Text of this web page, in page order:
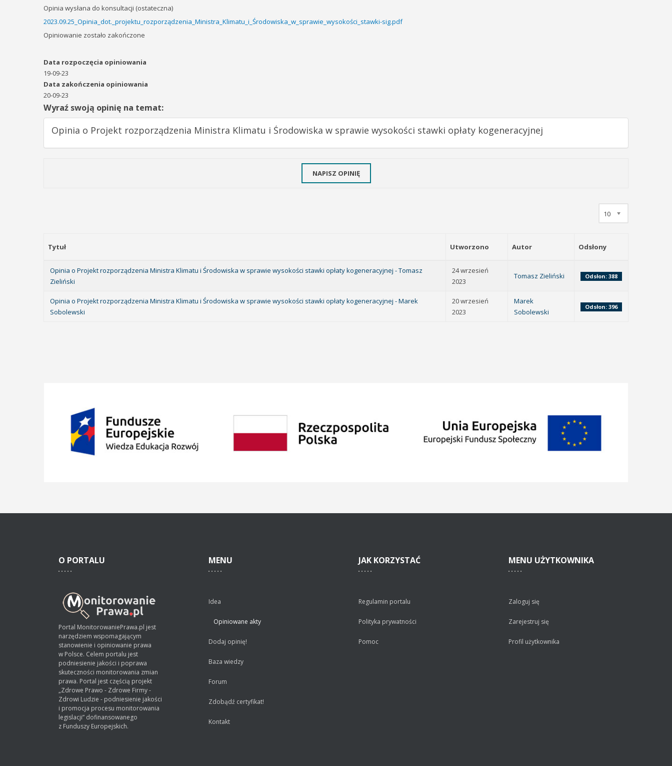
Opinia wysłana do konsultacji (ostateczna)
2023.09.25_Opinia_dot._projektu_rozporządzenia_Ministra_Klimatu_i_Środowiska_w_sprawie_wysokości_stawki-sig.pdf
Opiniowanie zostało zakończone
Data rozpoczęcia opiniowania
19-09-23
Data zakończenia opiniowania
20-09-23
Wyraź swoją opinię na temat:
Opinia o Projekt rozporządzenia Ministra Klimatu i Środowiska w sprawie wysokości stawki opłaty kogeneracyjnej
NAPISZ OPINIĘ
10
Tytuł Utworzono Autor Odsłony
Opinia o Projekt rozporządzenia Ministra Klimatu i Środowiska w sprawie wysokości stawki opłaty kogeneracyjnej - Tomasz
Zieliński
24 wrzesień
2023
Tomasz Zieliński Odsłon: 388
Opinia o Projekt rozporządzenia Ministra Klimatu i Środowiska w sprawie wysokości stawki opłaty kogeneracyjnej - Marek
Sobolewski
20 wrzesień
2023
Marek
Sobolewski
Odsłon: 396
O PORTALU
Portal MonitorowaniePrawa.pl jest
narzędziem wspomagającym
stanowienie i opiniowanie prawa
w Polsce. Celem portalu jest
podniesienie jakości i poprawa
skuteczności monitorowania zmian
prawa. Portal jest częścią projekt
„Zdrowe Prawo - Zdrowe Firmy -
Zdrowi Ludzie - podniesienie jakości
i promocja procesu monitorowania
legislacji” dofinansowanego
z Funduszy Europejskich.
MENU
Idea
Opiniowane akty
Dodaj opinię!
Baza wiedzy
Forum
Zdobądź certyfikat!
Kontakt
JAK KORZYSTAĆ
Regulamin portalu
Polityka prywatności
Pomoc
MENU UŻYTKOWNIKA
Zaloguj się
Zarejestruj się
Profil użytkownika